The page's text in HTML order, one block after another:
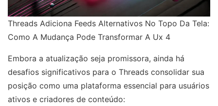
Threads Adiciona Feeds Alternativos No Topo Da Tela:
Como A Mudança Pode Transformar A Ux 4
Embora a atualização seja promissora, ainda há
desafios significativos para o Threads consolidar sua
posição como uma plataforma essencial para usuários
ativos e criadores de conteúdo: